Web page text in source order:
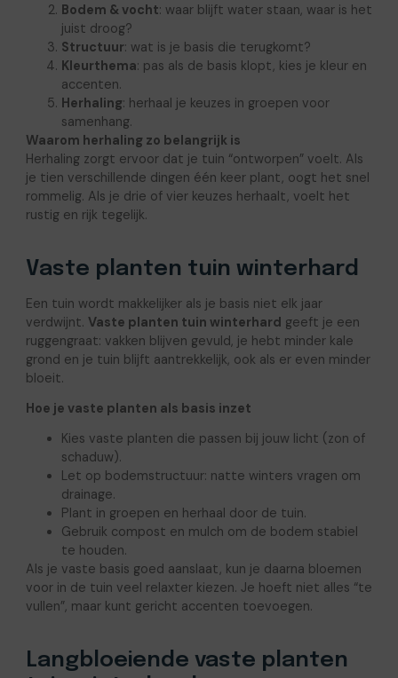
Bodem & vocht: waar blijft water staan, waar is het
juist droog?
Structuur: wat is je basis die terugkomt?
Kleurthema: pas als de basis klopt, kies je kleur en
accenten.
Herhaling: herhaal je keuzes in groepen voor
samenhang.
Waarom herhaling zo belangrijk is
Herhaling zorgt ervoor dat je tuin “ontworpen” voelt. Als
je tien verschillende dingen één keer plant, oogt het snel
rommelig. Als je drie of vier keuzes herhaalt, voelt het
rustig en rijk tegelijk.
Vaste planten tuin winterhard
Een tuin wordt makkelijker als je basis niet elk jaar
verdwijnt. Vaste planten tuin winterhard geeft je een
ruggengraat: vakken blijven gevuld, je hebt minder kale
grond en je tuin blijft aantrekkelijk, ook als er even minder
bloeit.
Hoe je vaste planten als basis inzet
Kies vaste planten die passen bij jouw licht (zon of
schaduw).
Let op bodemstructuur: natte winters vragen om
drainage.
Plant in groepen en herhaal door de tuin.
Gebruik compost en mulch om de bodem stabiel
te houden.
Als je vaste basis goed aanslaat, kun je daarna bloemen
voor in de tuin veel relaxter kiezen. Je hoeft niet alles “te
vullen”, maar kunt gericht accenten toevoegen.
Langbloeiende vaste planten